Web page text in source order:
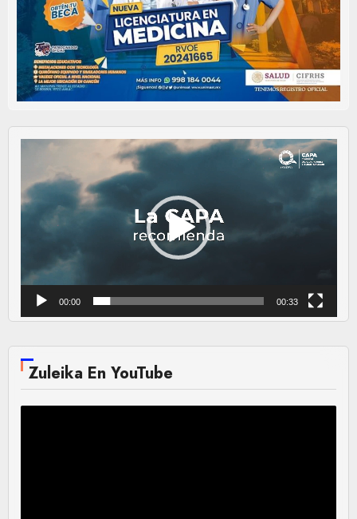
Reproductor
vídeo
00:00 00:33
Zuleika En YouTube